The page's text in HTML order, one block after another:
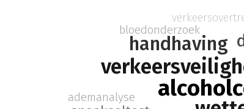
handhaving
ademanalyse
bloedonderzoek